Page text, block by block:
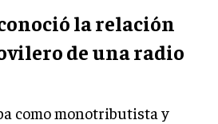
la relación
de una radio
como monotributista y